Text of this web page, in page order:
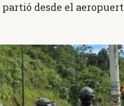
desde el